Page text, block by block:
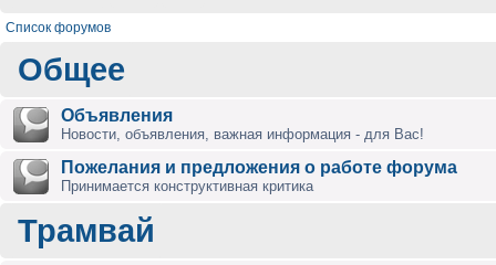
Список форумов
Общее
Объявления
Новости, объявления, важная информация - для Вас!
Пожелания и предложения о работе форума
Принимается конструктивная критика
Трамвай